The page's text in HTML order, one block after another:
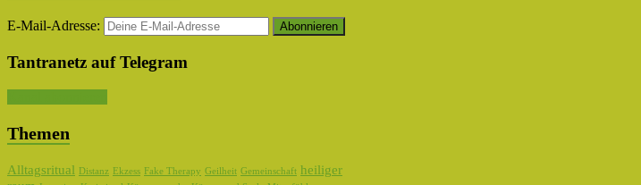
E-Mail-Adresse:
Tantranetz auf Telegram
Themen
Alltagsritual Distanz Ekzess Fake Therapy Geilheit Gemeinschaft heiliger